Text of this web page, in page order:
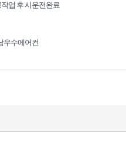
업 후 시운전완료
우수에어컨